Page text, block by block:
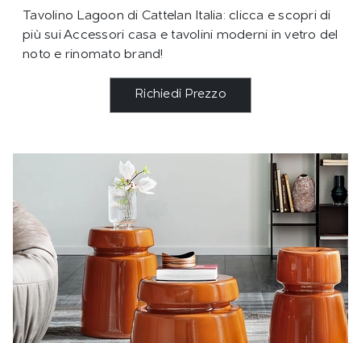
Tavolino Lagoon di Cattelan Italia: clicca e scopri di
più sui Accessori casa e tavolini moderni in vetro del
noto e rinomato brand!
Richiedi Prezzo